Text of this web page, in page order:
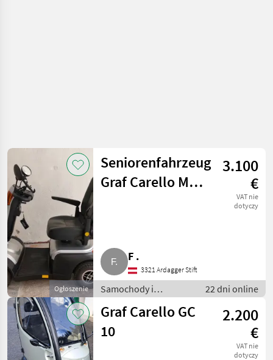
Ogłoszenie
Seniorenfahrzeug
Graf Carello MZ-
3.100
€
VAT nie
dotyczy
F .
3321 Ardagger Stift
Samochody i
motocykle / Inne
samochody i
motocykle
22 dni online
Graf Carello GC
10
2.200
€
VAT nie
dotyczy